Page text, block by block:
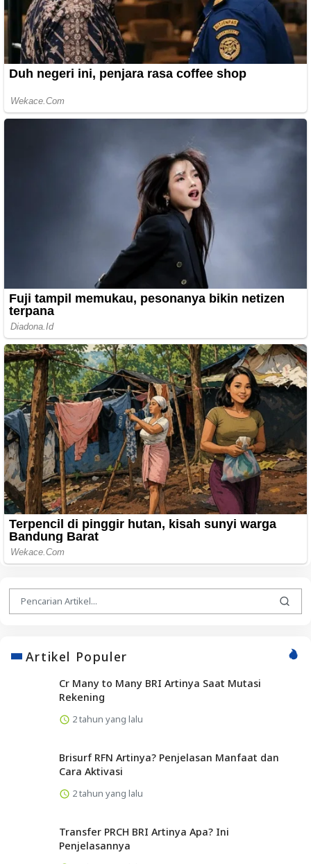
Artikel Populer
Cr Many to Many BRI Artinya Saat Mutasi
Rekening
2 tahun yang lalu
Brisurf RFN Artinya? Penjelasan Manfaat dan
Cara Aktivasi
2 tahun yang lalu
Transfer PRCH BRI Artinya Apa? Ini
Penjelasannya